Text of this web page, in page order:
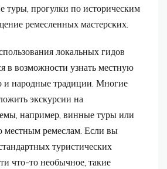
туры, прогулки по историческим
ремесленных мастерских.
локальных гидов
в возможности узнать местную
и народные традиции. Многие
экскурсии на
например, винные туры или
местным ремеслам. Если вы
туристических
что-то необычное, такие